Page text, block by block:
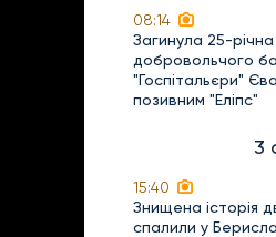
08:14
Загинула 25-
добровольчого
"Госпітальєри"
позивним "Еліпс"
3
15:40
Знищена історія
спалили у